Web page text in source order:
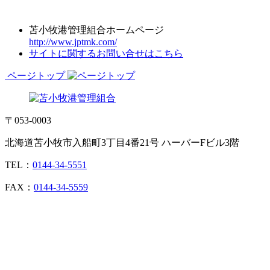
苫小牧港管理組合ホームページ
http://www.jptmk.com/
サイトに関するお問い合せはこちら
ページトップ
〒053-0003
北海道苫小牧市入船町3丁目4番21号 ハーバーFビル3階
TEL： 0144-34-5551
FAX： 0144-34-5559